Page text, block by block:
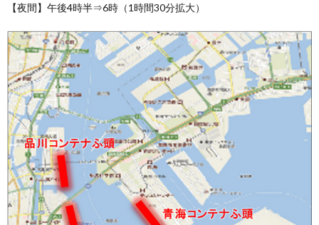
【夜間】午後4時半⇒6時（1時間30分拡大）